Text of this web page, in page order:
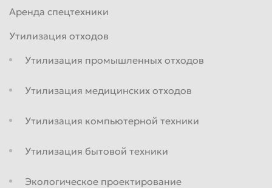
Аренда спецтехники
Утилизация отходов
Утилизация промышленных отходов
Утилизация медицинских отходов
Утилизация компьютерной техники
Утилизация бытовой техники
Экологическое проектирование